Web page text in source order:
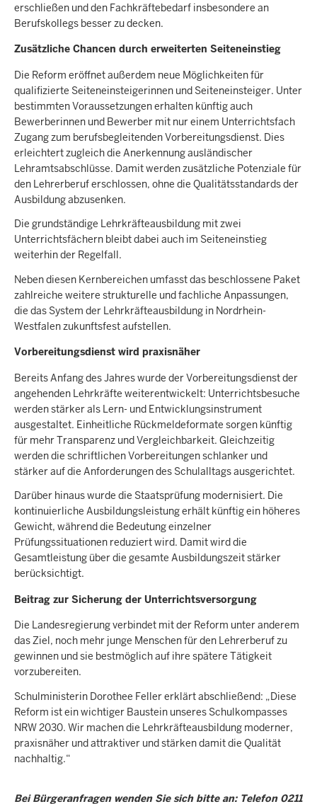
erschließen und den Fachkräftebedarf insbesondere an
Berufskollegs besser zu decken.
Zusätzliche Chancen durch erweiterten Seiteneinstieg
Die Reform eröffnet außerdem neue Möglichkeiten für
qualifizierte Seiteneinsteigerinnen und Seiteneinsteiger. Unter
bestimmten Voraussetzungen erhalten künftig auch
Bewerberinnen und Bewerber mit nur einem Unterrichtsfach
Zugang zum berufsbegleitenden Vorbereitungsdienst. Dies
erleichtert zugleich die Anerkennung ausländischer
Lehramtsabschlüsse. Damit werden zusätzliche Potenziale für
den Lehrerberuf erschlossen, ohne die Qualitätsstandards der
Ausbildung abzusenken.
Die grundständige Lehrkräfteausbildung mit zwei
Unterrichtsfächern bleibt dabei auch im Seiteneinstieg
weiterhin der Regelfall.
Neben diesen Kernbereichen umfasst das beschlossene Paket
zahlreiche weitere strukturelle und fachliche Anpassungen,
die das System der Lehrkräfteausbildung in Nordrhein-
Westfalen zukunftsfest aufstellen.
Vorbereitungsdienst wird praxisnäher
Bereits Anfang des Jahres wurde der Vorbereitungsdienst der
angehenden Lehrkräfte weiterentwickelt: Unterrichtsbesuche
werden stärker als Lern- und Entwicklungsinstrument
ausgestaltet. Einheitliche Rückmeldeformate sorgen künftig
für mehr Transparenz und Vergleichbarkeit. Gleichzeitig
werden die schriftlichen Vorbereitungen schlanker und
stärker auf die Anforderungen des Schulalltags ausgerichtet.
Darüber hinaus wurde die Staatsprüfung modernisiert. Die
kontinuierliche Ausbildungsleistung erhält künftig ein höheres
Gewicht, während die Bedeutung einzelner
Prüfungssituationen reduziert wird. Damit wird die
Gesamtleistung über die gesamte Ausbildungszeit stärker
berücksichtigt.
Beitrag zur Sicherung der Unterrichtsversorgung
Die Landesregierung verbindet mit der Reform unter anderem
das Ziel, noch mehr junge Menschen für den Lehrerberuf zu
gewinnen und sie bestmöglich auf ihre spätere Tätigkeit
vorzubereiten.
Schulministerin Dorothee Feller erklärt abschließend: „Diese
Reform ist ein wichtiger Baustein unseres Schulkompasses
NRW 2030. Wir machen die Lehrkräfteausbildung moderner,
praxisnäher und attraktiver und stärken damit die Qualität
nachhaltig.“
Bei Bürgeranfragen wenden Sie sich bitte an: Telefon 0211